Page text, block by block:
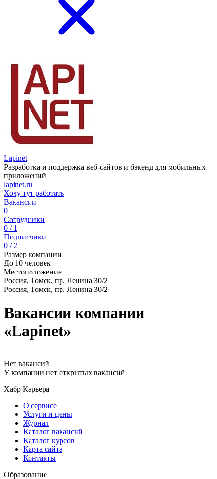
Lapinet
Разработка и поддержка веб-сайтов и бэкенд для мобильных
приложений
lapinet.ru
Хочу тут работать
Вакансии
0
Сотрудники
0 / 1
Подписчики
0 / 2
Размер компании
До 10 человек
Местоположение
Россия, Томск, пр. Ленина 30/2
Россия, Томск, пр. Ленина 30/2
Вакансии компании
«Lapinet»
Нет вакансий
У компании нет открытых вакансий
Хабр Карьера
О сервисе
Услуги и цены
Журнал
Каталог вакансий
Каталог курсов
Карта сайта
Контакты
Образование